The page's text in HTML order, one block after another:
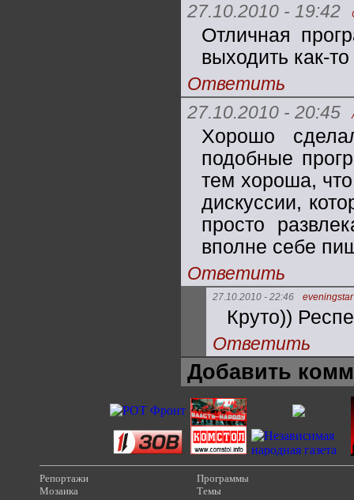
27.10.2010 - 19:42
Отличная
выходить как-
Ответить
27.10.2010 - 20:45
Хорошо
подобные
тем хороша,
дискуссии,
просто
вполне себе
Ответить
27.10.2010 - 22:46 eveningstar
Круто))
Ответить
Добавить
Репортажи
Мозаика
Программы
Темы